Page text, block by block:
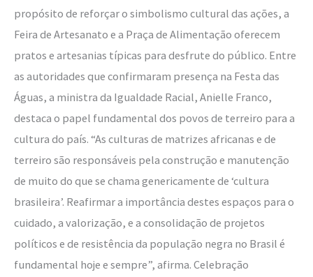
propósito de reforçar o simbolismo cultural das ações, a
Feira de Artesanato e a Praça de Alimentação oferecem
pratos e artesanias típicas para desfrute do público. Entre
as autoridades que confirmaram presença na Festa das
Águas, a ministra da Igualdade Racial, Anielle Franco,
destaca o papel fundamental dos povos de terreiro para a
cultura do país. “As culturas de matrizes africanas e de
terreiro são responsáveis pela construção e manutenção
de muito do que se chama genericamente de ‘cultura
brasileira’. Reafirmar a importância destes espaços para o
cuidado, a valorização, e a consolidação de projetos
políticos e de resistência da população negra no Brasil é
fundamental hoje e sempre”, afirma. Celebração